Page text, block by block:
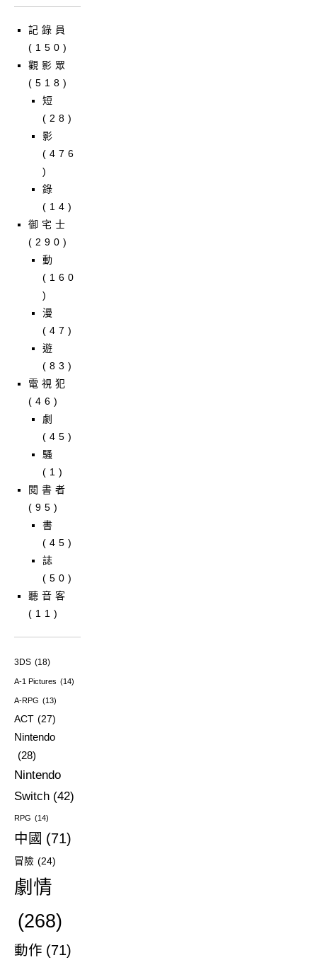
記錄員
(150)
觀影眾
(518)
短
(28)
影
(476
)
錄
(14)
御宅士
(290)
動
(160
)
漫
(47)
遊
(83)
電視犯
(46)
劇
(45)
騷
(1)
閱書者
(95)
書
(45)
誌
(50)
聽音客
(11)
3DS (18)
A-1 Pictures (14)
A-RPG (13)
ACT (27)
Nintendo
(28)
Nintendo
Switch (42)
RPG (14)
中國 (71)
冒險 (24)
劇情
(268)
動作 (71)